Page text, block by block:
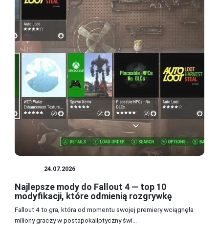
24.07.2026
Najlepsze mody do Fallout 4 — top 10
modyfikacji, które odmienią rozgrywkę
Fallout 4 to gra, która od momentu swojej premiery wciągnęła
miliony graczy w postapokaliptyczny świ...